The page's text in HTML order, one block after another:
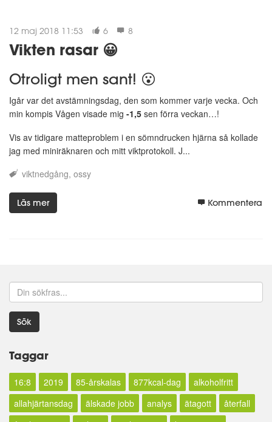
12 maj 2018 11:53 6 8
Vikten rasar 😀
Otroligt men sant! 😮
Igår var det avstämningsdag, den som kommer varje vecka. Och
min kompis Vågen visade mig -1,5 sen förra veckan…!
Vis av tidigare matteproblem i en sömndrucken hjärna så kollade
jag med miniräknaren och mitt viktprotokoll. J...
viktnedgång ossy
Läs mer Kommentera
Sök
Taggar
16:8 2019 85-årskalas 877kcal-dag
alkoholfritt
allahjärtansdag
älskade jobb analys ätagott
återfall